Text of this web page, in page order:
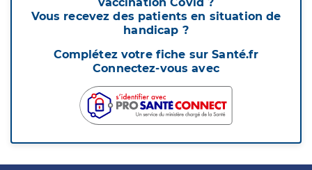
Vous recevez des patients en situation de
handicap ?
Complétez votre fiche sur Santé.fr
Connectez-vous avec